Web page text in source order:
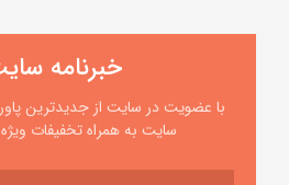
خبرنامه
با عضویت در سایت از جدیدترین
سایت به همراه تخفیفات